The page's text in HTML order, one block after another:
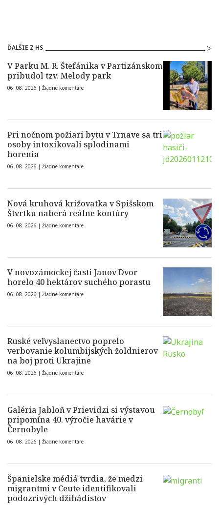
ĎALŠIE Z HS
V Parku M. R. Štefánika v Partizánskom
pribudol tzv. Melody park
06. 08. 2026 | Žiadne komentáre
Pri nočnom požiari bytu v Trnave sa tri
osoby intoxikovali splodinami
horenia
06. 08. 2026 | Žiadne komentáre
Nová kruhová križovatka v Spišskom
Štvrtku naberá reálne kontúry
06. 08. 2026 | Žiadne komentáre
V novozámockej časti Janov Dvor
horelo 40 hektárov suchého porastu
06. 08. 2026 | Žiadne komentáre
Ruské veľvyslanectvo poprelo
verbovanie kolumbijských žoldnierov
na boj proti Ukrajine
06. 08. 2026 | Žiadne komentáre
Galéria Jabloň v Prievidzi si výstavou
pripomína 40. výročie havárie v
Černobyle
06. 08. 2026 | Žiadne komentáre
Španielske médiá tvrdia, že medzi
migrantmi v Ceute identifikovali
podozrivých džihádistov